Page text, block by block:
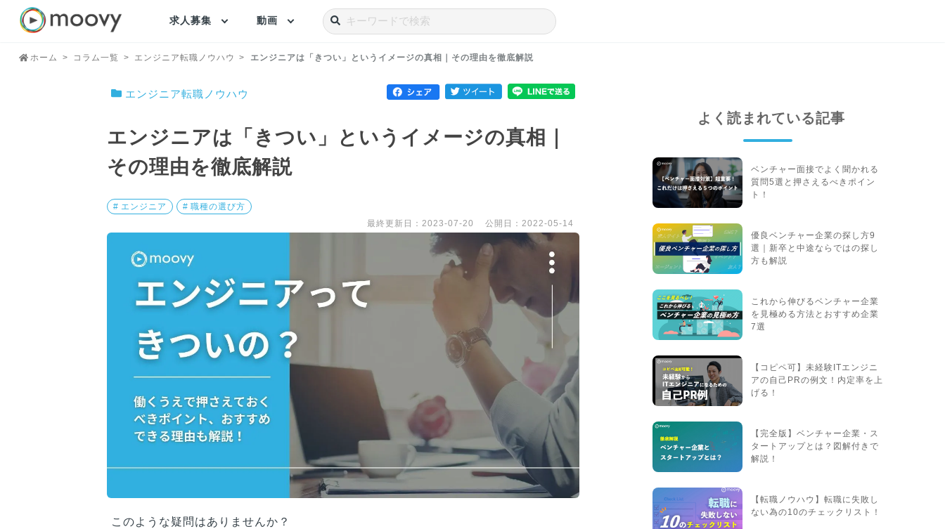
求人募集 動画
ホーム コラム一覧 エンジニア転職ノウハウ エンジニアは「きつい」というイメージの真相｜その理由を徹底解説
エンジニア転職ノウハウ
エンジニアは「きつい」というイメージの真相｜
その理由を徹底解説
# エンジニア
# 職種の選び方
最終更新日：2023-07-20
公開日：2022-05-14
このような疑問はありませんか？
よく読まれている記事
ベンチャー面接でよく聞かれる
質問5選と押さえるべきポイン
ト！
優良ベンチャー企業の探し方9
選｜新卒と中途ならではの探し
方も解説
これから伸びるベンチャー企業
を見極める方法とおすすめ企業
7選
【コピペ可】未経験ITエンジニ
アの自己PRの例文！内定率を上
げる！
【完全版】ベンチャー企業・ス
タートアップとは？図解付きで
解説！
【転職ノウハウ】転職に失敗し
ない為の10のチェックリスト！